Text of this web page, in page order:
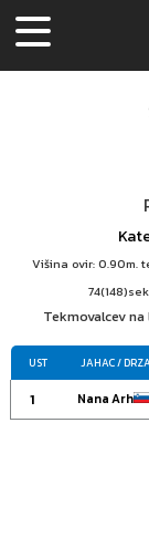
Višina ovir: 0.90m.
Tekmovalcev
UST JAHAC/
1 Nana Arh